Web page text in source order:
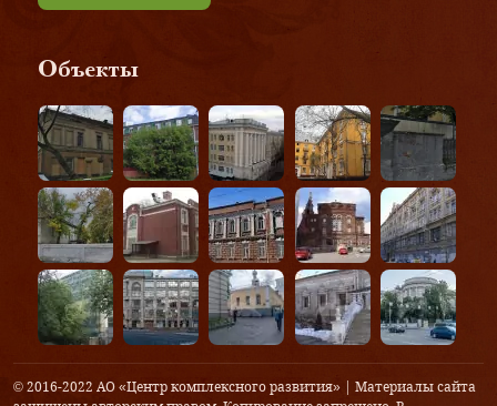
Объекты
© 2016-2022 АО «Центр комплексного развития» | Материалы сайта